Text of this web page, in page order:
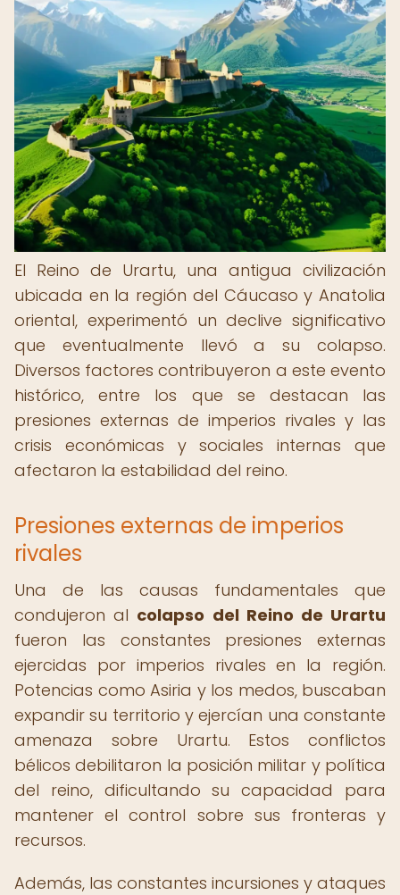
El Reino de Urartu, una antigua civilización
ubicada en la región del Cáucaso y Anatolia
oriental, experimentó un declive significativo
que eventualmente llevó a su colapso.
Diversos factores contribuyeron a este evento
histórico, entre los que se destacan las
presiones externas de imperios rivales y las
crisis económicas y sociales internas que
afectaron la estabilidad del reino.
Presiones externas de imperios
rivales
Una de las causas fundamentales que
condujeron al colapso del Reino de Urartu
fueron las constantes presiones externas
ejercidas por imperios rivales en la región.
Potencias como Asiria y los medos, buscaban
expandir su territorio y ejercían una constante
amenaza sobre Urartu. Estos conflictos
bélicos debilitaron la posición militar y política
del reino, dificultando su capacidad para
mantener el control sobre sus fronteras y
recursos.
Además, las constantes incursiones y ataques